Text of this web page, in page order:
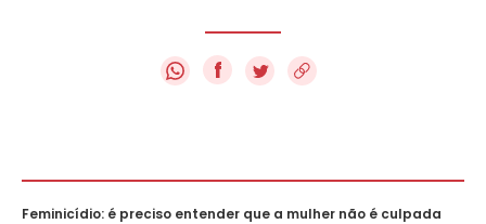
f
Feminicídio: é preciso entender que a mulher não é culpada